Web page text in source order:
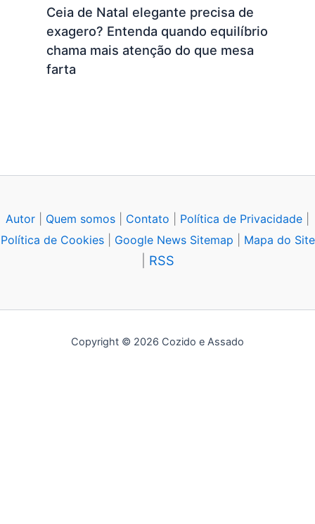
Ceia de Natal elegante precisa de
exagero? Entenda quando equilíbrio
chama mais atenção do que mesa
farta
Autor Quem somos Contato Política de Privacidade
Política de Cookies| Google News Sitemap Mapa do Site
RSS
Copyright © 2026 Cozido e Assado